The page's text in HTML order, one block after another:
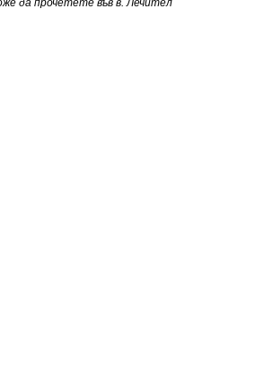
да прочетете във в. Лечител